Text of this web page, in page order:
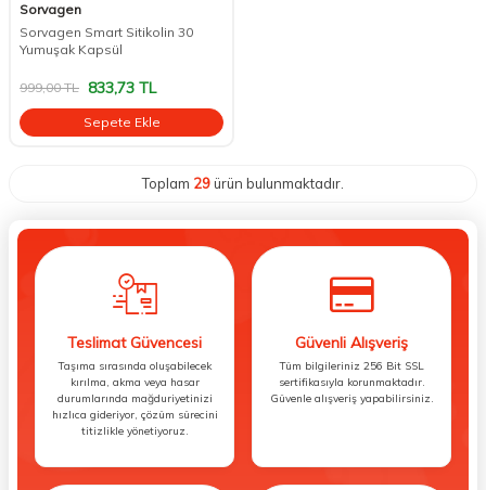
Sorvagen
Sorvagen Smart Sitikolin 30
Yumuşak Kapsül
999,00TL 833,73 TL
Sepete Ekle
Toplam 29ürün bulunmaktadır.
Teslimat Güvencesi
Taşıma sırasında oluşabilecek
kırılma, akma veya hasar
durumlarında mağduriyetinizi
hızlıca gideriyor, çözüm sürecini
titizlikle yönetiyoruz.
Güvenli Alışveriş
Tüm bilgileriniz 256 Bit SSL
sertifikasıyla korunmaktadır.
Güvenle alışveriş yapabilirsiniz.